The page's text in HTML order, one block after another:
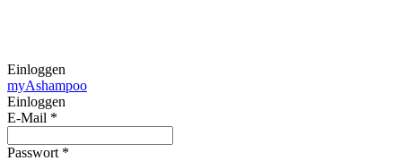
Einloggen
myAshampoo
Einloggen
E-Mail *
Passwort *